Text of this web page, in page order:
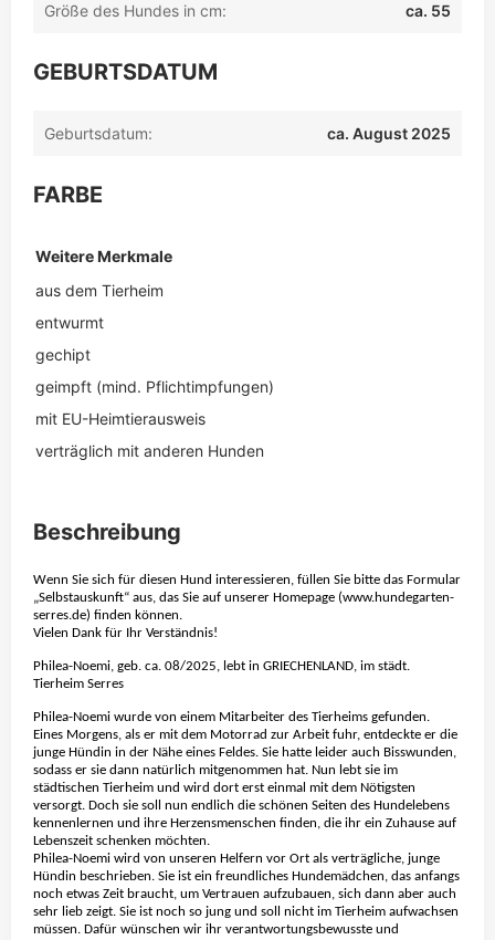
Größe des Hundes in cm: ca. 55
GEBURTSDATUM
Geburtsdatum: ca. August 2025
FARBE
Weitere Merkmale
aus dem Tierheim
entwurmt
gechipt
geimpft (mind. Pflichtimpfungen)
mit EU-Heimtierausweis
verträglich mit anderen Hunden
Beschreibung
Wenn Sie sich für diesen Hund interessieren, füllen Sie bitte das Formular
„Selbstauskunft“ aus, das Sie auf unserer Homepage (www.hundegarten-
serres.de) finden können.
Vielen Dank für Ihr Verständnis!
Philea-Noemi, geb. ca. 08/2025, lebt in GRIECHENLAND, im städt.
Tierheim Serres
Philea-Noemi wurde von einem Mitarbeiter des Tierheims gefunden.
Eines Morgens, als er mit dem Motorrad zur Arbeit fuhr, entdeckte er die
junge Hündin in der Nähe eines Feldes. Sie hatte leider auch Bisswunden,
sodass er sie dann natürlich mitgenommen hat. Nun lebt sie im
städtischen Tierheim und wird dort erst einmal mit dem Nötigsten
versorgt. Doch sie soll nun endlich die schönen Seiten des Hundelebens
kennenlernen und ihre Herzensmenschen finden, die ihr ein Zuhause auf
Lebenszeit schenken möchten.
Philea-Noemi wird von unseren Helfern vor Ort als verträgliche, junge
Hündin beschrieben. Sie ist ein freundliches Hundemädchen, das anfangs
noch etwas Zeit braucht, um Vertrauen aufzubauen, sich dann aber auch
sehr lieb zeigt. Sie ist noch so jung und soll nicht im Tierheim aufwachsen
müssen. Dafür wünschen wir ihr verantwortungsbewusste und